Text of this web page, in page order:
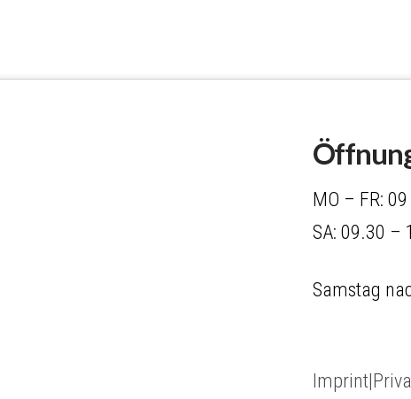
MO – FR:
SA: 09.30 –
Samstag